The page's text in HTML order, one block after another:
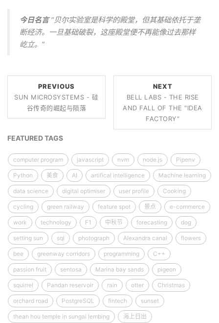
今日名言 “贝尔实验室是科学的殿堂，但其基础依托于垄
断经济。一旦基础破裂，这座殿堂便不再能像过去那样
屹立。”
PREVIOUS
SUN MICROSYSTEMS - 硅
谷传奇的崛起与陨落
NEXT
BELL LABS - THE RISE
AND FALL OF THE "IDEA
FACTORY"
FEATURED TAGS
computer program javascript nvm node.js Pipenv
Python 美食 AI artifical intelligence Machine learning
data science digital optimiser user profile Cooking
cycling green railway feature spot 景点 e-commerce
work technology F1 中秋节 forecasting dog
setting sun sql photograph Alexandra canal flowers
bee greenway corridors programming C++
passion fruit sentosa Marina bay sands pigeon
squirrel Pandan reservoir rain otter Christmas
orchard road PostgreSQL fintech sunset
thean hou temple in sungai lembing 海上日出